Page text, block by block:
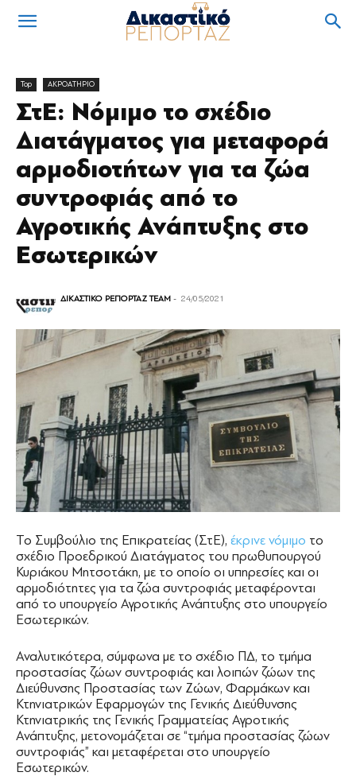
Top ΑΚΡΟΑΤΗΡΙΟ
ΣτΕ: Νόμιμο το σχέδιο
Διατάγματος για μεταφορά
αρμοδιοτήτων για τα ζώα
συντροφιάς από το
Αγροτικής Ανάπτυξης στο
Εσωτερικών
ΔΙΚΑΣΤΙΚΟ ΡΕΠΟΡΤΑΖ TEAM - 24/05/2021
Το Συμβούλιο της Επικρατείας (ΣτΕ), έκρινε νόμιμο το
σχέδιο Προεδρικού Διατάγματος του πρωθυπουργού
Κυριάκου Μητσοτάκη, με το οποίο οι υπηρεσίες και οι
αρμοδιότητες για τα ζώα συντροφιάς μεταφέρονται
από το υπουργείο Αγροτικής Ανάπτυξης στο υπουργείο
Εσωτερικών.
Αναλυτικότερα, σύμφωνα με το σχέδιο ΠΔ, το τμήμα
προστασίας ζώων συντροφιάς και λοιπών ζώων της
Διεύθυνσης Προστασίας των Ζώων, Φαρμάκων και
Κτηνιατρικών Εφαρμογών της Γενικής Διεύθυνσης
Κτηνιατρικής της Γενικής Γραμματείας Αγροτικής
Ανάπτυξης, μετονομάζεται σε “τμήμα προστασίας ζώων
συντροφιάς” και μεταφέρεται στο υπουργείο
Εσωτερικών.